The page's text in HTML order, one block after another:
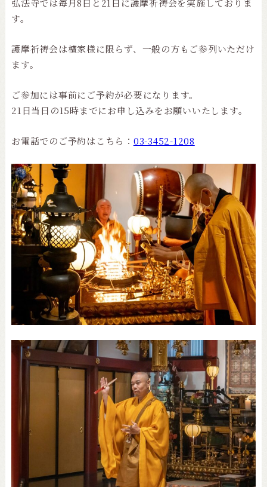
す。
護摩祈祷会は檀家様に限らず、一般の方もご参列いただけ
ます。
ご参加には事前にご予約が必要になります。
21日当日の15時までにお申し込みをお願いいたします。
お電話でのご予約はこちら： 03-3452-1208